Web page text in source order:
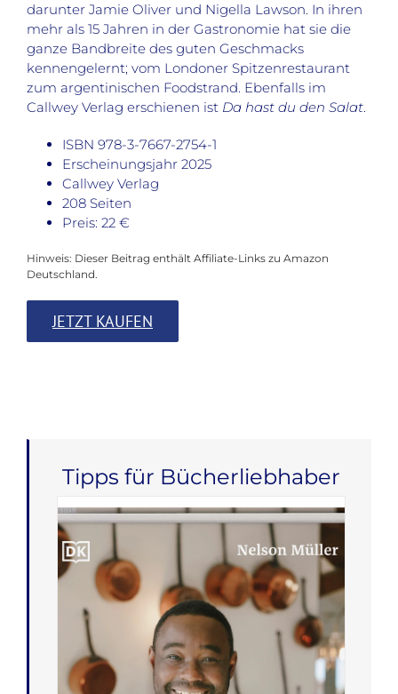
darunter Jamie Oliver und Nigella Lawson. In ihren
mehr als 15 Jahren in der Gastronomie hat sie die
ganze Bandbreite des guten Geschmacks
kennengelernt; vom Londoner Spitzenrestaurant
zum argentinischen Foodstrand. Ebenfalls im
Callwey Verlag erschienen ist Da hast du den Salat.
ISBN 978-3-7667-2754-1
Erscheinungsjahr 2025
Callwey Verlag
208 Seiten
Preis: 22 €
Hinweis: Dieser Beitrag enthält Affiliate-Links zu Amazon
Deutschland.
JETZT KAUFEN
Tipps für Bücherliebhaber